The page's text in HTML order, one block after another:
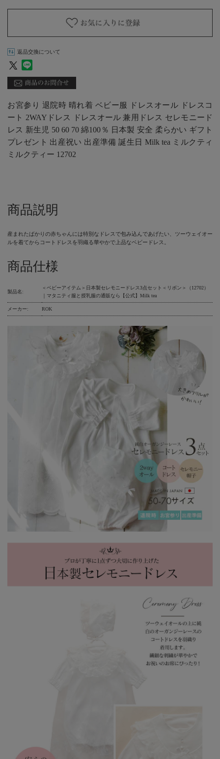
返品交換について
お宮参り 退院時 晴れ着 ベビー服 ドレスオール ドレスコ
ート 2WAYドレス ドレスオール 兼用ドレス セレモニード
レス 新生児 50 60 70 綿100％ 日本製 安全 柔らかい ギフト
プレゼント 出産祝い 出産準備 誕生日 Milk tea ミルクティ
ミルクティー 12702
商品説明
産まれたばかりの赤ちゃんには特別なドレスで包み込んであげたい、ツーウェイオー
ルを着てからコートドレスを羽織る華やかで上品なベビードレス。
商品仕様
製品名:
＜ベビーアイテム＞日本製セレモニードレス3点セット＜リボン＞（12702）
｜マタニティ服と授乳服の通販なら【公式】Milk tea
メーカー: ROK